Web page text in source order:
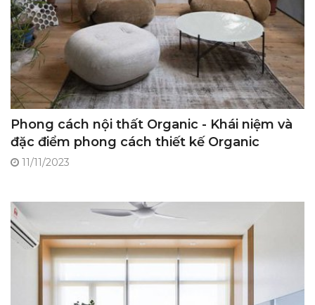
Phong cách nội thất Organic - Khái niệm và
đặc điểm phong cách thiết kế Organic
11/11/2023